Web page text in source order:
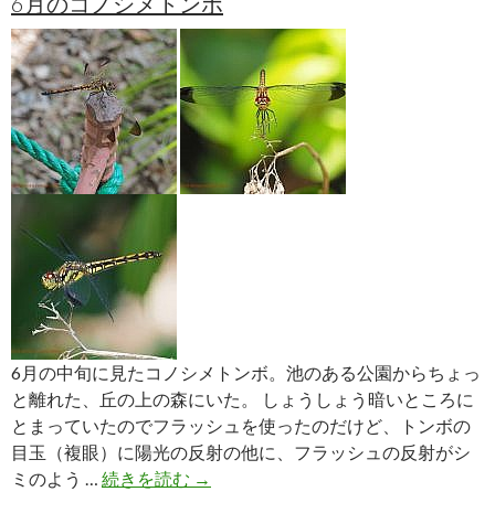
ョ
ト
ン
ボ
6月の中旬に見たコノシメトンボ。池のある公園からちょっ
と離れた、丘の上の森にいた。 しょうしょう暗いところに
とまっていたのでフラッシュを使ったのだけど、トンボの
目玉（複眼）に陽光の反射の他に、フラッシュの反射がシ
ミのよう … 続きを読む 6
→